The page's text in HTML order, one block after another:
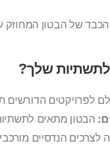
של הבטון המחוזק
לתשתיות שלך?
לפרויקטים הדורשים
הבטון מתאים
לצרכים הנדסיים